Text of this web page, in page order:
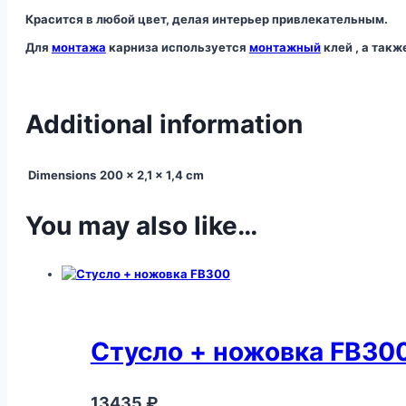
Красится в любой цвет, делая интерьер привлекательным.
Для монтажа карниза используется монтажныйклей , а
Additional information
Dimensions 200 × 2,1 × 1,4 cm
You may also like…
Стусло + ножовка